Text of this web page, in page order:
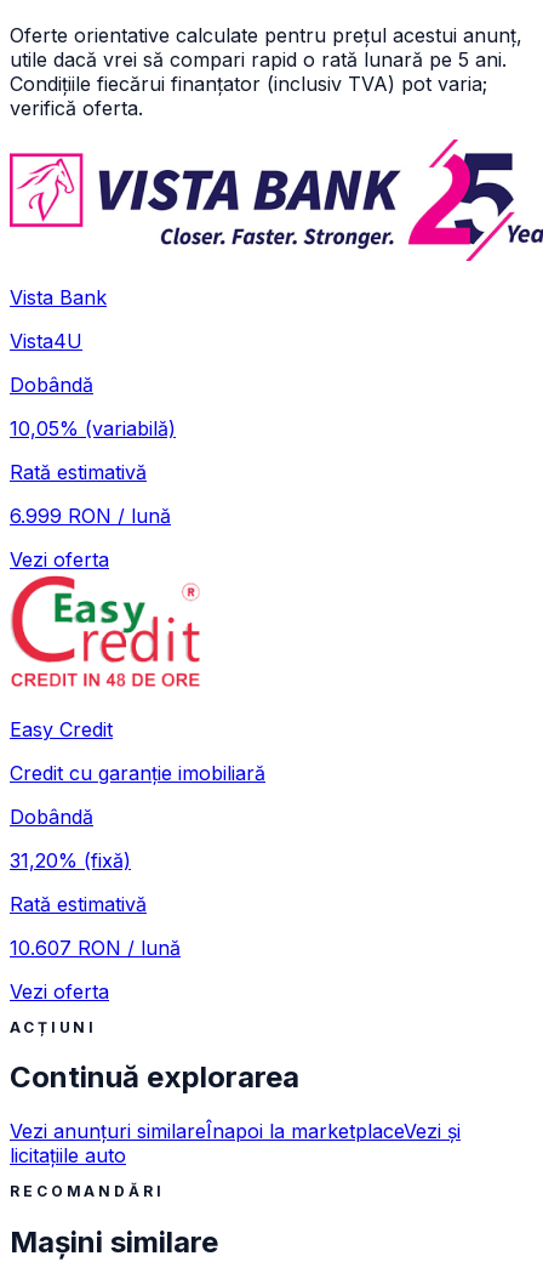
Oferte orientative calculate pentru prețul acestui anunț,
utile dacă vrei să compari rapid o rată lunară pe 5 ani.
Condițiile fiecărui finanțator (inclusiv TVA) pot varia;
verifică oferta.
Vista Bank
Vista4U
Dobândă
10,05% (variabilă)
Rată estimativă
6.999 RON / lună
Vezi oferta
Easy Credit
Credit cu garanție imobiliară
Dobândă
31,20% (fixă)
Rată estimativă
10.607 RON / lună
Vezi oferta
ACȚIUNI
Continuă explorarea
Vezi anunțuri similareÎnapoi la marketplaceVezi și
licitațiile auto
RECOMANDĂRI
Mașini similare